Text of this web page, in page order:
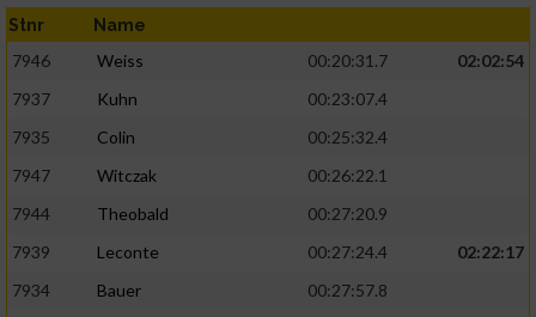
Stnr Name
7946 Weiss 00:20:31.7
02:02:54
7937
Kuhn
00:23:07.4
7935
Colin
00:25:32.4
7947
Witczak
00:26:22.1
7944
Theobald
00:27:20.9
7939
Leconte 00:27:24.4
02:22:17
7934
Bauer
00:27:57.8